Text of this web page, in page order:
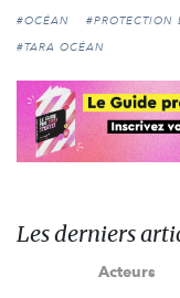
#OCÉAN #PROTECTION
#TARA OCÉAN
Les derniers
Acteurs